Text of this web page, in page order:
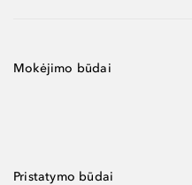
Mokėjimo būdai
Pristatymo būdai